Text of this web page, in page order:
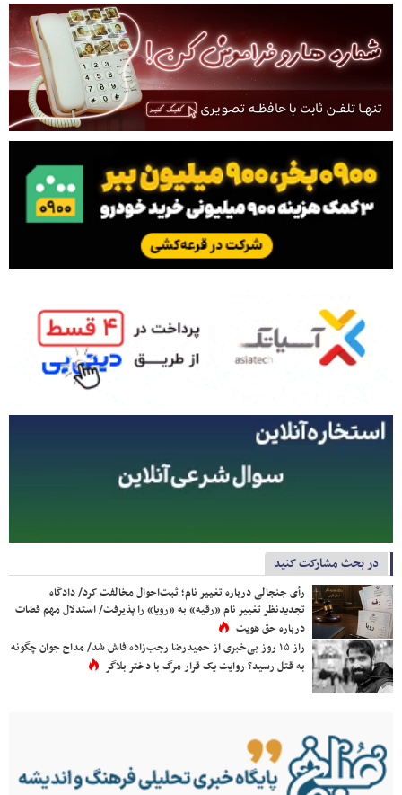
در بحث مشارکت کنید
رأی جنجالی درباره تغییر نام؛ ثبت‌احوال مخالفت کرد/ دادگاه
تجدیدنظر تغییر نام «رقیه» به «رویا» را پذیرفت/ استدلال مهم قضات
درباره حق هویت
راز ۱۵ روز بی‌خبری از حمیدرضا رجب‌زاده فاش شد/ مداح جوان چگونه
به قتل رسید؟ روایت یک قرار مرگ با دختر بلاگر